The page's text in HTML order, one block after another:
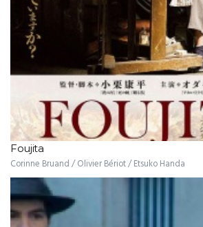
Foujita
Corinne Bruand / Olivier Bériot / Etsuko Handa